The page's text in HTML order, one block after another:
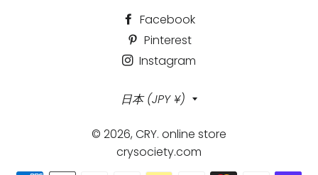
Facebook
Pinterest
Instagram
国/
域
日本 (JPY ¥)
© 2026, CRY. online store
crysociety.com